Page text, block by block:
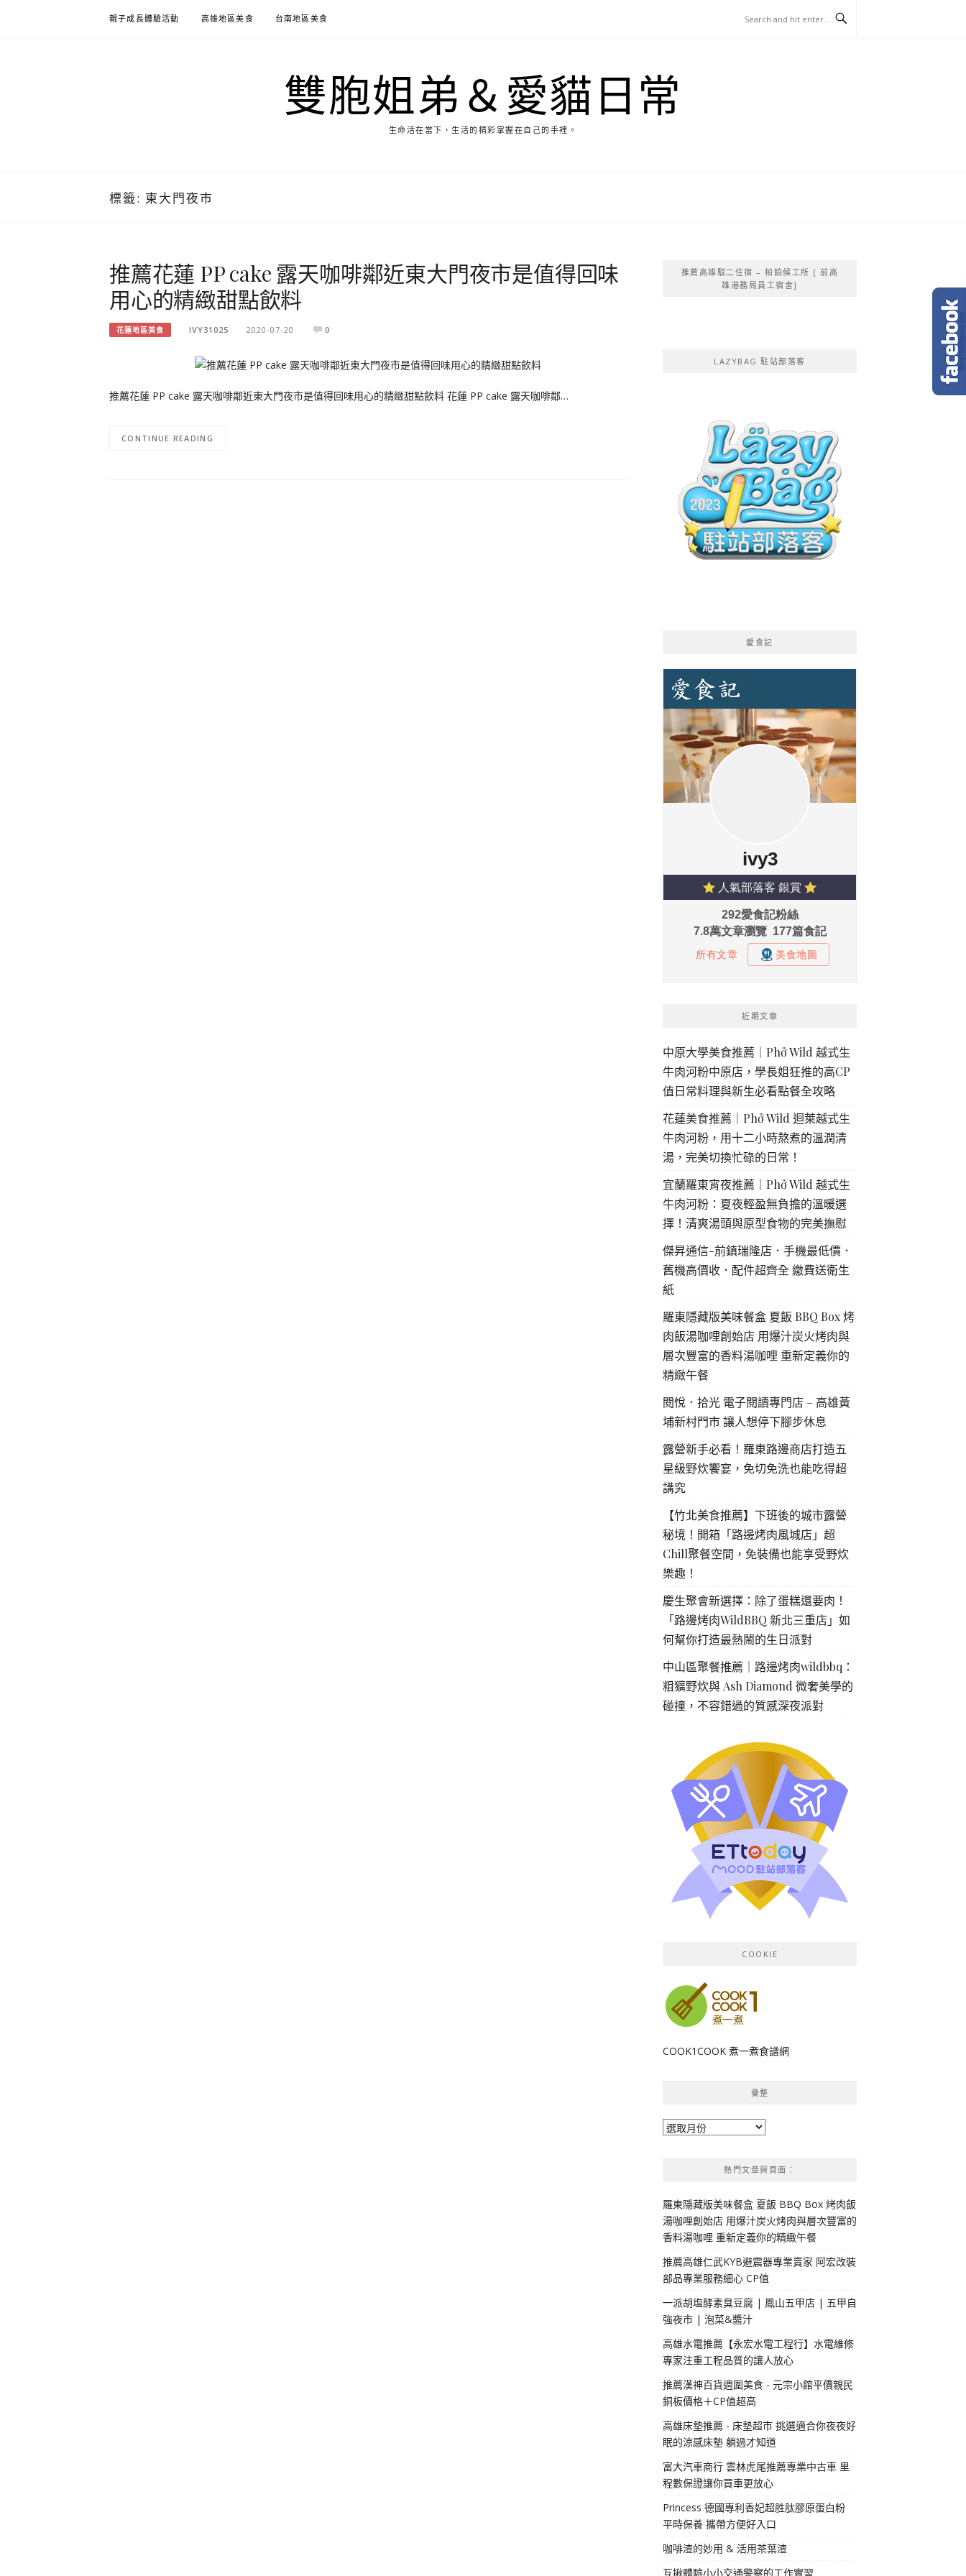
親子成長體驗活動 高雄地區美食 台南地區美食
雙胞姐弟＆愛貓日常
生命活在當下，生活的精彩掌握在自己的手裡。
標籤: 東大門夜市
推薦花蓮 PP cake 露天咖啡鄰近東大門夜市是值得回味
用心的精緻甜點飲料
花蓮地區美食 IVY31025 2020-07-20 0
推薦花蓮 PP cake 露天咖啡鄰近東大門夜市是值得回味用心的精緻甜點飲料 花蓮 PP cake 露天咖啡鄰…
CONTINUE READING
推薦高雄駁二住宿 – 帕鉑候工所 [ 前高
雄港務局員工宿舍]
LAZYBAG 駐站部落客
愛食記
近期文章
中原大學美食推薦｜Phở Wild 越式生
牛肉河粉中原店，學長姐狂推的高CP
值日常料理與新生必看點餐全攻略
花蓮美食推薦｜Phở Wild 迴萊越式生
牛肉河粉，用十二小時熬煮的溫潤清
湯，完美切換忙碌的日常！
宜蘭羅東宵夜推薦｜Phở Wild 越式生
牛肉河粉：夏夜輕盈無負擔的溫暖選
擇！清爽湯頭與原型食物的完美撫慰
傑昇通信-前鎮瑞隆店．手機最低價．
舊機高價收．配件超齊全 繳費送衛生
紙
羅東隱藏版美味餐盒 夏飯 BBQ Box 烤
肉飯湯咖哩創始店 用爆汁炭火烤肉與
層次豐富的香料湯咖哩 重新定義你的
精緻午餐
閱悅．拾光 電子閱讀專門店 – 高雄黃
埔新村門市 讓人想停下腳步休息
露營新手必看！羅東路邊商店打造五
星級野炊饗宴，免切免洗也能吃得超
講究
【竹北美食推薦】下班後的城市露營
秘境！開箱「路邊烤肉風城店」超
Chill聚餐空間，免裝備也能享受野炊
樂趣！
慶生聚會新選擇：除了蛋糕還要肉！
「路邊烤肉WildBBQ 新北三重店」如
何幫你打造最熱鬧的生日派對
中山區聚餐推薦｜路邊烤肉wildbbq：
粗獷野炊與 Ash Diamond 微奢美學的
碰撞，不容錯過的質感深夜派對
COOKIE
COOK1COOK 煮一煮食譜網
彙整
彙
熱門文章與頁面︰
羅東隱藏版美味餐盒 夏飯 BBQ Box 烤肉飯
湯咖哩創始店 用爆汁炭火烤肉與層次豐富的
香料湯咖哩 重新定義你的精緻午餐
推薦高雄仁武KYB避震器專業賣家 阿宏改裝
部品專業服務細心 CP值
一派胡塩酵素臭豆腐 | 鳳山五甲店 | 五甲自
強夜市 | 泡菜&醬汁
高雄水電推薦【永宏水電工程行】水電維修
專家注重工程品質的讓人放心
推薦漢神百貨週圍美食 - 元宗小館平價親民
銅板價格＋CP值超高
高雄床墊推薦 - 床墊超市 挑選適合你夜夜好
眠的涼感床墊 躺過才知道
富大汽車商行 雲林虎尾推薦專業中古車 里
程數保證讓你買車更放心
Princess 德國專利香妃超胜肽膠原蛋白粉
平時保養 攜帶方便好入口
咖啡渣的妙用 & 活用茶葉渣
互揪體驗小小交通警察的工作實習